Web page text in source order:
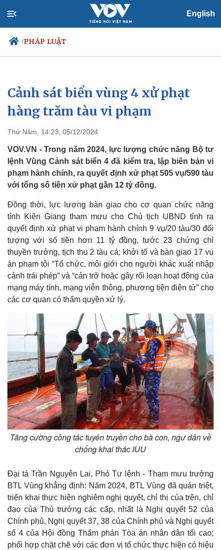
English
/PHÁP LUẬT
Chính trị
Đảng
Tổ chức nhân sự
Nhận diện sự thật
Xã hội
Tin 24h
Dự báo thời tiết
Việc làm
Biển đảo
Cảnh sát biển vùng 4 xử phạt
hàng trăm tàu vi phạm
Thứ Năm, 14:23, 05/12/2024
VOV.VN - Trong năm 2024, lực lượng chức năng Bộ tư
lệnh Vùng Cảnh sát biển 4 đã kiểm tra, lập biên bản vi
phạm hành chính, ra quyết định xử phạt 505 vụ/590 tàu
với tổng số tiền xử phạt gần 12 tỷ đồng.
Đồng thời, lực lượng bàn giao cho cơ quan chức năng
tỉnh Kiên Giang tham mưu cho Chủ tịch UBND tỉnh ra
quyết định xử phạt vi phạm hành chính 9 vụ/20 tàu/30 đối
tượng với số tiền hơn 11 tỷ đồng, tước 23 chứng chỉ
thuyền trưởng, tịch thu 2 tàu cá; khởi tố và bàn giao 17 vụ
án phạm tội “Tổ chức, môi giới cho người khác xuất nhập
cảnh trái phép” và “cản trở hoặc gây rối loạn hoạt động của
mạng máy tính, mạng viễn thông, phương tiện điện tử” cho
các cơ quan có thẩm quyền xử lý.
Tăng cường công tác tuyên truyền cho bà con, ngư dân về
chống khai thác IUU
Đại tá Trần Nguyên Lai, Phó Tư lệnh - Tham mưu trưởng
BTL Vùng khẳng định: Năm 2024, BTL Vùng đã quán triệt,
triển khai thực hiện nghiêm nghị quyết, chỉ thị của trên, chỉ
đạo của Thủ trưởng các cấp, nhất là Nghị quyết 52 của
Chính phủ, Nghị quyết 37, 38 của Chính phủ và Nghị quyết
số 4 của Hội đồng Thẩm phán Tòa án nhân dân tối cao;
phối hợp chặt chẽ với các đơn vị tổ chức thực hiện có hiệu